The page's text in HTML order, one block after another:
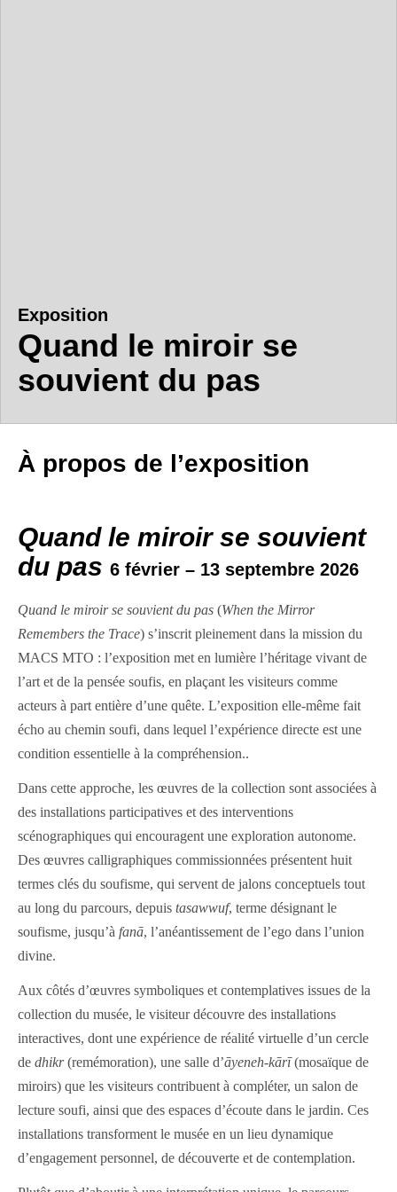
Exposition
Quand le miroir se
souvient du pas
À propos de l’exposition
Quand le miroir se souvient
du pas 6 février – 13 septembre 2026
Quand le miroir se souvient du pas (When the Mirror
Remembers the Trace) s’inscrit pleinement dans la mission du
MACS MTO : l’exposition met en lumière l’héritage vivant de
l’art et de la pensée soufis, en plaçant les visiteurs comme
acteurs à part entière d’une quête. L’exposition elle-même fait
écho au chemin soufi, dans lequel l’expérience directe est une
condition essentielle à la compréhension..
Dans cette approche, les œuvres de la collection sont associées à
des installations participatives et des interventions
scénographiques qui encouragent une exploration autonome.
Des œuvres calligraphiques commissionnées présentent huit
termes clés du soufisme, qui servent de jalons conceptuels tout
au long du parcours, depuis tasawwuf, terme désignant le
soufisme, jusqu’à fanā, l’anéantissement de l’ego dans l’union
divine.
Aux côtés d’œuvres symboliques et contemplatives issues de la
collection du musée, le visiteur découvre des installations
interactives, dont une expérience de réalité virtuelle d’un cercle
de dhikr(remémoration), une salle d’āyeneh-kārī(mosaïque de
miroirs) que les visiteurs contribuent à compléter, un salon de
lecture soufi, ainsi que des espaces d’écoute dans le jardin. Ces
installations transforment le musée en un lieu dynamique
d’engagement personnel, de découverte et de contemplation.